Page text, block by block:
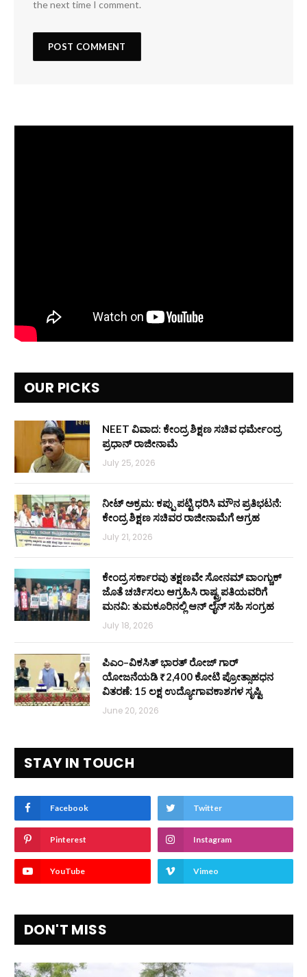
the next time I comment.
OUR PICKS
NEET ವಿವಾದ: ಕೇಂದ್ರ ಶಿಕ್ಷಣ ಸಚಿವ ಧರ್ಮೇಂದ್ರ
ಪ್ರಧಾನ್ ರಾಜೀನಾಮೆ
July 25, 2026
ನೀಟ್ ಅಕ್ರಮ: ಕಪ್ಪು ಪಟ್ಟಿ ಧರಿಸಿ ಮೌನ ಪ್ರತಿಭಟನೆ:
ಕೇಂದ್ರ ಶಿಕ್ಷಣ ಸಚಿವರ ರಾಜೀನಾಮೆಗೆ ಆಗ್ರಹ
July 21, 2026
ಕೇಂದ್ರ ಸರ್ಕಾರವು ತಕ್ಷಣವೇ ಸೋನಮ್ ವಾಂಗ್ಚುಕ್
ಜೊತೆ ಚರ್ಚಿಸಲು ಆಗ್ರಹಿಸಿ ರಾಷ್ಟ್ರಪತಿಯವರಿಗೆ
ಮನವಿ: ತುಮಕೂರಿನಲ್ಲಿ ಆನ್‌ ಲೈನ್ ಸಹಿ ಸಂಗ್ರಹ
July 18, 2026
ಪಿಎಂ–ವಿಕಸಿತ್ ಭಾರತ್ ರೋಜ್‌ ಗಾರ್
ಯೋಜನೆಯಡಿ ₹2,400 ಕೋಟಿ ಪ್ರೋತ್ಸಾಹಧನ
ವಿತರಣೆ: 15 ಲಕ್ಷ ಉದ್ಯೋಗಾವಕಾಶಗಳ ಸೃಷ್ಟಿ
June 20, 2026
STAY IN TOUCH
Facebook Twitter
Pinterest Instagram
YouTube Vimeo
DON'T MISS